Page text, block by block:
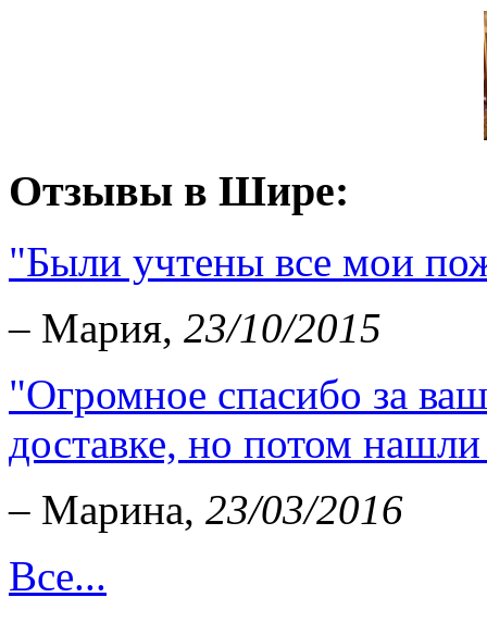
Отзывы в Шире:
"Были учтены все мои
– Мария, 23/10/2015
"Огромное спасибо за
доставке, но потом
– Марина, 23/03/2016
Все...